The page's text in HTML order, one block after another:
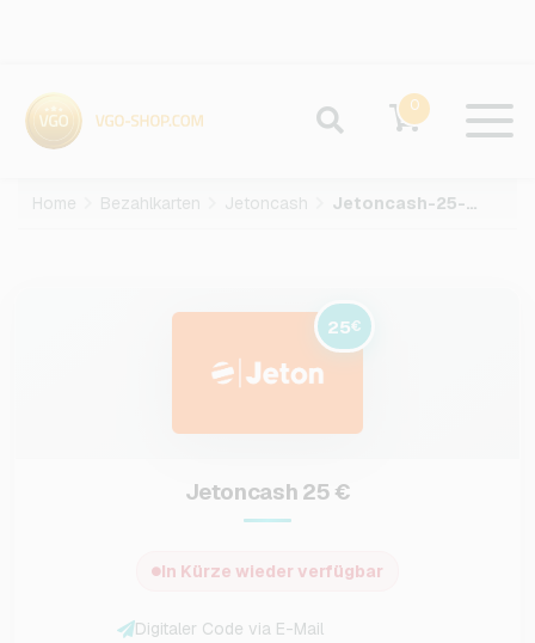
0
Home Bezahlkarten Jetoncash Jetoncash-25-EUR
25€
Jetoncash 25 €
In Kürze wieder verfügbar
Digitaler Code via E-Mail